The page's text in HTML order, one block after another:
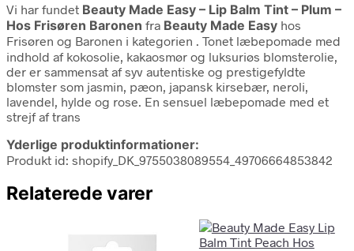
Vi har fundet Beauty Made Easy – Lip Balm Tint – Plum –
Hos Frisøren Baronen fra Beauty Made Easy hos
Frisøren og Baronen i kategorien . Tonet læbepomade med
indhold af kokosolie, kakaosmør og luksuriøs blomsterolie,
der er sammensat af syv autentiske og prestigefyldte
blomster som jasmin, pæon, japansk kirsebær, neroli,
lavendel, hylde og rose. En sensuel læbepomade med et
strejf af trans
Yderlige produktinformationer:
Produkt id: shopify_DK_9755038089554_49706664853842
Relaterede varer